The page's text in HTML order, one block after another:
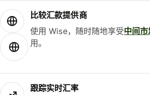
比较汇款提供商
使用 Wise，随时随地享受中间
用。
跟踪实时汇率